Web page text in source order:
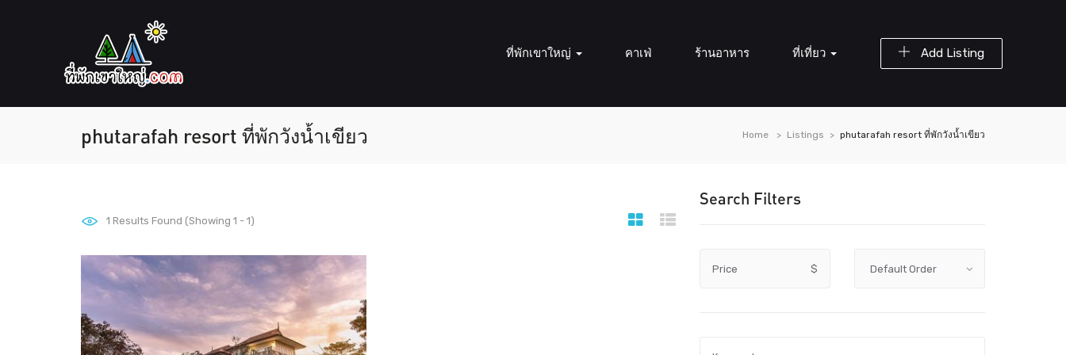
Add Listing
ที่พักเขาใหญ่ คาเฟ่ ร้านอาหาร ที่เที่ยว
phutarafah resort ที่พักวังน้ำเขียว Home Listings phutarafah resort ที่พักวังน้ำเขียว
Search Filters
Price $
1 Results Found (Showing 1 - 1)